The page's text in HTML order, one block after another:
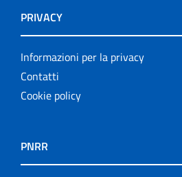
PRIVACY
Informazioni per la privacy
Contatti
Cookie policy
PNRR